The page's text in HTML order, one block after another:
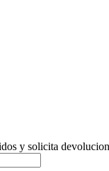
y solicita